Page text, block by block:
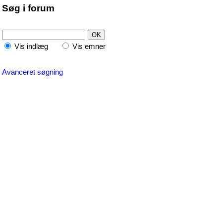
Søg i forum
Vis indlæg Vis emner
Avanceret søgning